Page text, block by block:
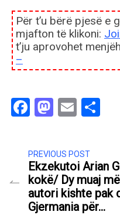
Për t’u bërë pjesë e
mjafton të klikoni:
t’ju aprovohet
–
Facebook
Email
PREVIOUS POST
Ekzekutoi Arian
kokë/ Dy muaj
autori kishte pak
Gjermania për…